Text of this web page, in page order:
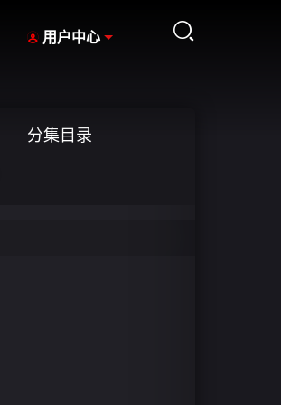

 用户中心
分集目录